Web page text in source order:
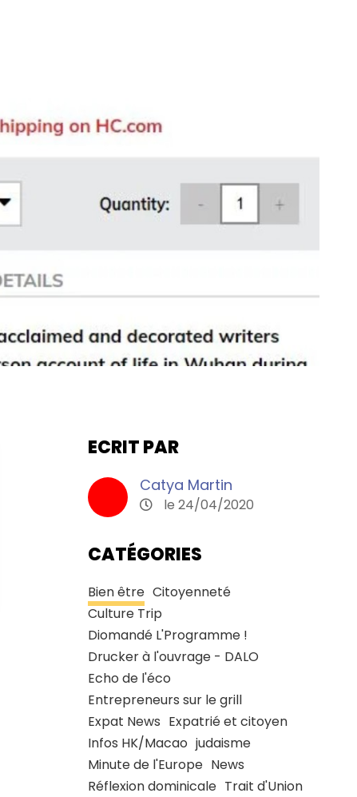
ECRIT PAR
Catya Martin
le 24/04/2020
CATÉGORIES
Bien être Citoyenneté
Culture Trip
Diomandé L'Programme !
Drucker à l'ouvrage - DALO
Echo de l'éco
Entrepreneurs sur le grill
Expat News Expatrié et citoyen
Infos HK/Macao judaisme
Minute de l'Europe News
Réflexion dominicale Trait d'Union